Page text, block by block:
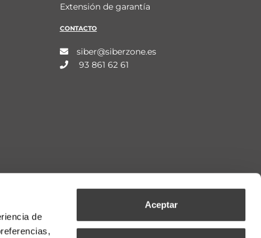
de
Aceptar
Extensión de garantía
CONTACTO
siber@siberzone.es
93 861 62 61